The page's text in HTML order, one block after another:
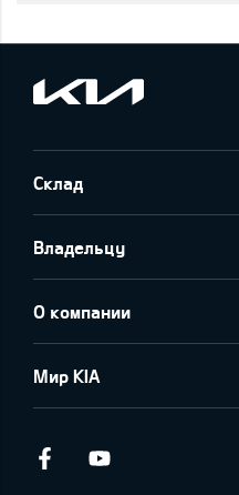
Склад
Владельцу
О компании
Мир KIA
Facebook